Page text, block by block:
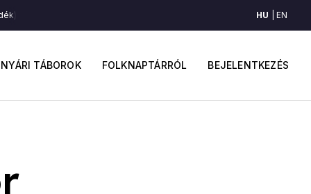
fiók
menüje
BEJELENTKEZÉS
NYÁRI TÁBOROK FOLKNAPTÁRRÓL
Sóvidéki
HU EN